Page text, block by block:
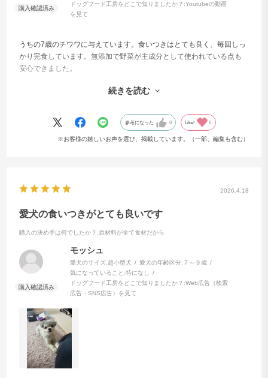
無添加食材で
「ドッグフード工房」は、人間の食事と同じようにワン
ちゃんの体に必要なすべての栄養を天然食材だけで摂る
ことにこだわった無添加フードです。
房」は合成添加物を一切使用せずに天然食材のみでAAFC
Oの基準をクリア（＊）しています。
大切な愛犬のすこやかさのためには、どんな妥協も許さ
ない。自然の恵みをそのまま活かした、安心でおいしい
できたてフードをお届けします。
＊AAFCO（米国飼料検査官協会）が定める成犬期の給与
試験をクリア
ドッグフード工房をどこで知りましたか？:Youtubeの動画
を見て
うちの7歳のチワワに与えています。食いつきはとても良く、毎回しっ
かり完食しています。無添加で野菜が主成分として使われている点も
安心できました。
の状態も安定していて問題ありません。
続きを読む
参考になった 0 Like! 0
※お客様の嬉しいお声を選び、掲載しています。（一部、編集も含む）
2026.4.18
愛犬の食いつきがとても良いです
購入の決め手は何でしたか？ :原材料が全て食材だから
モッシュ
愛犬のサイズ:超小型犬 愛犬の年齢区分: ７～９歳
気になっていること:特になし
ドッグフード工房をどこで知りましたか？:Web広告（検索
広告・SNS広告）を見て